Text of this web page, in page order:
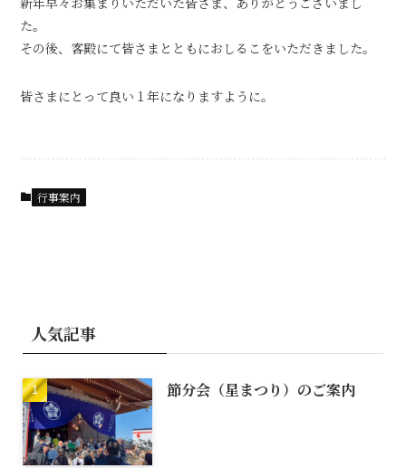
た。
その後、客殿にて皆さまとともにおしるこをいただきました。
皆さまにとって良い１年になりますように。
行事案内
人気記事
節分会（星まつり）のご案内